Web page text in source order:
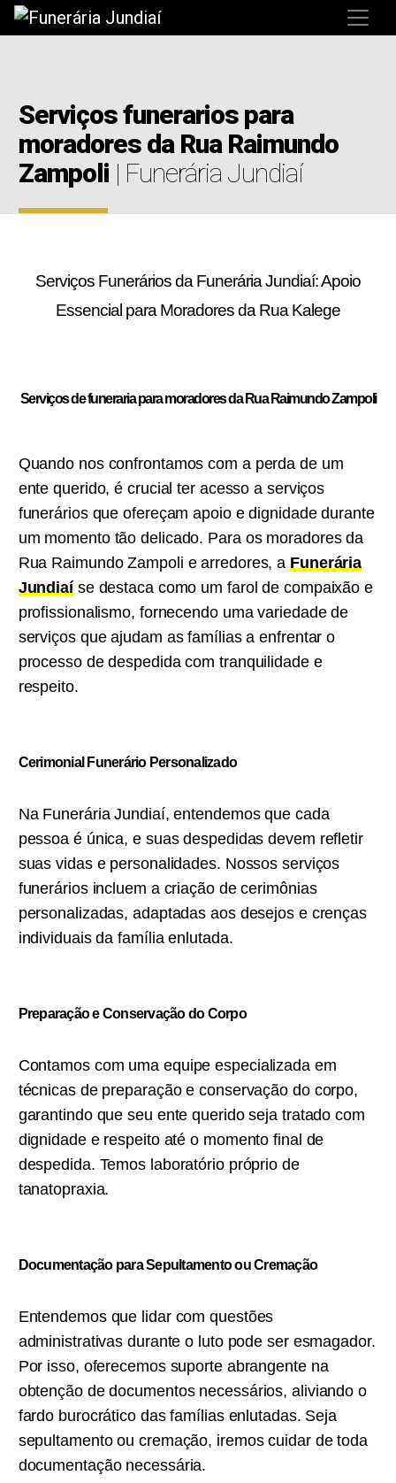
Serviços funerarios para
moradores da Rua Raimundo
Zampoli | Funerária Jundiaí
Serviços Funerários da Funerária Jundiaí: Apoio
Essencial para Moradores da Rua Kalege
Serviços de funeraria para moradores da Rua Raimundo Zampoli
Quando nos confrontamos com a perda de um
ente querido, é crucial ter acesso a serviços
funerários que ofereçam apoio e dignidade durante
um momento tão delicado. Para os moradores da
Rua Raimundo Zampoli e arredores, a Funerária
Jundiaíse destaca como um farol de compaixão e
profissionalismo, fornecendo uma variedade de
serviços que ajudam as famílias a enfrentar o
processo de despedida com tranquilidade e
respeito.
Cerimonial Funerário Personalizado
Na Funerária Jundiaí, entendemos que cada
pessoa é única, e suas despedidas devem refletir
suas vidas e personalidades. Nossos serviços
funerários incluem a criação de cerimônias
personalizadas, adaptadas aos desejos e crenças
individuais da família enlutada.
Preparação e Conservação do Corpo
Contamos com uma equipe especializada em
técnicas de preparação e conservação do corpo,
garantindo que seu ente querido seja tratado com
dignidade e respeito até o momento final de
despedida. Temos laboratório próprio de
tanatopraxia.
Documentação para Sepultamento ou Cremação
Entendemos que lidar com questões
administrativas durante o luto pode ser esmagador.
Por isso, oferecemos suporte abrangente na
obtenção de documentos necessários, aliviando o
fardo burocrático das famílias enlutadas. Seja
sepultamento ou cremação, iremos cuidar de toda
documentação necessária.